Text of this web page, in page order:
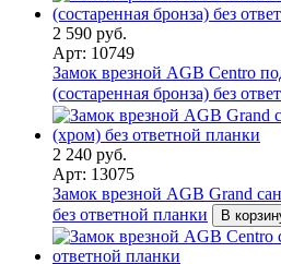
2 590 руб.
Арт: 10749
Замок врезной AGB Centro
(состаренная бронза) без
2 240 руб.
Арт: 13075
Замок врезной AGB Grand
без ответной планки
В